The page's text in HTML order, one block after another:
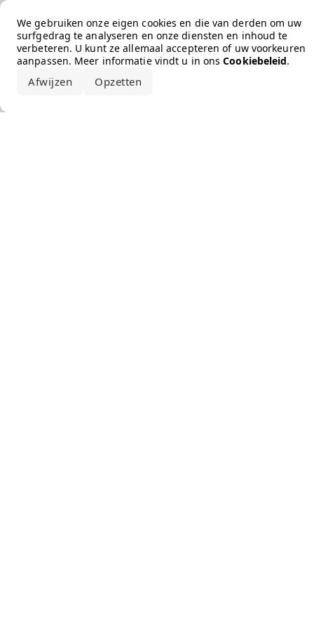
We gebruiken onze eigen cookies en die van derden om uw
surfgedrag te analyseren en onze diensten en inhoud te
verbeteren. U kunt ze allemaal accepteren of uw voorkeuren
aanpassen. Meer informatie vindt u in onsCookiebeleid.
Afwijzen Opzetten
Error loading the brand